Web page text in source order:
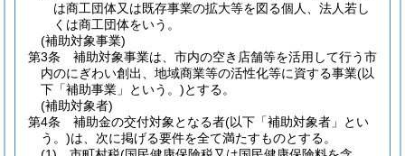
は商工団体又は既存事業の拡大等を図る個人、法人若し
くは商工団体をいう。
(補助対象事業)
第3条
補助対象事業は、市内の空き店舗等を活用して行う市
内のにぎわい創出、地域商業等の活性化等に資する事業(以
下「補助事業」という。)とする。
(補助対象者)
第4条
補助金の交付対象となる者(以下「補助対象者」とい
う。)は、次に掲げる要件を全て満たすものとする。